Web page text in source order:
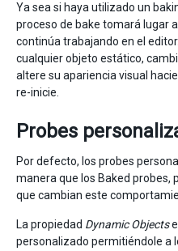
Ya sea si haya utilizado un
proceso de bake tomará lugar
continúa trabajando en el
cualquier objeto estático,
altere su apariencia visual
re-inicie.
Probes
Por defecto, los probes
manera que los Baked probes,
que cambian este
La propiedad Dynamic Objects
personalizado permitiéndole a